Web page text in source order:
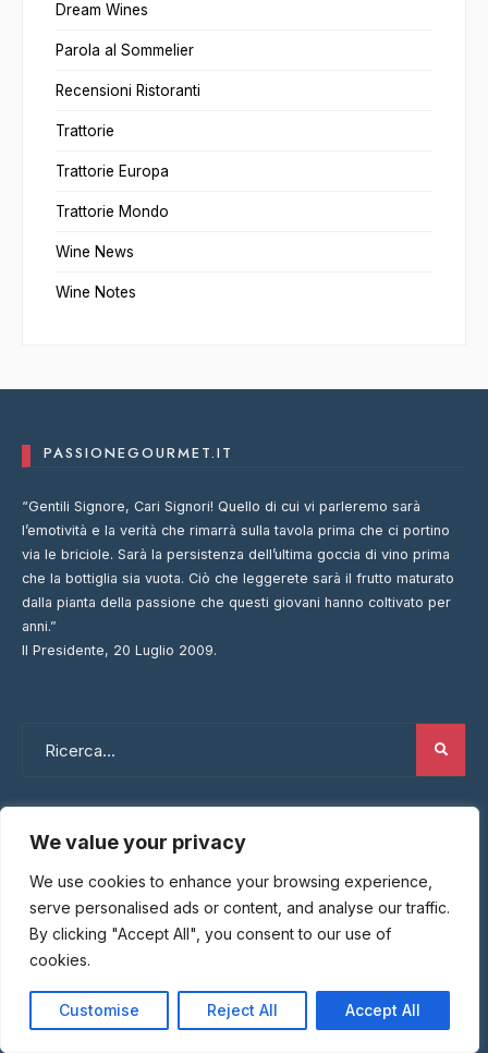
We value your privacy
We use cookies to enhance your browsing experience,
serve personalised ads or content, and analyse our traffic.
By clicking "Accept All", you consent to our use of
cookies.
Customise Reject All Accept All
Dream Wines
Parola al Sommelier
Recensioni Ristoranti
Trattorie
Trattorie Europa
Trattorie Mondo
Wine News
Wine Notes
PASSIONEGOURMET.IT
“Gentili Signore, Cari Signori! Quello di cui vi parleremo sarà
l’emotività e la verità che rimarrà sulla tavola prima che ci portino
via le briciole. Sarà la persistenza dell’ultima goccia di vino prima
che la bottiglia sia vuota. Ciò che leggerete sarà il frutto maturato
dalla pianta della passione che questi giovani hanno coltivato per
anni.”
Il Presidente, 20 Luglio 2009.
Dream Wines
Recensioni Ristoranti